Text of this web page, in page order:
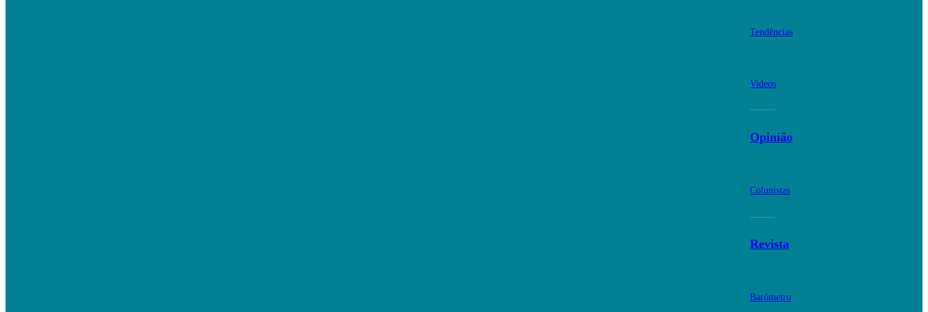
Tendências
Videos
Opinião
Colunistas
Revista
Barómetro